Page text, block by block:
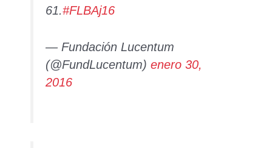
61.#FLBAj16
— Fundación Lucentum
(@FundLucentum) enero 30,
2016